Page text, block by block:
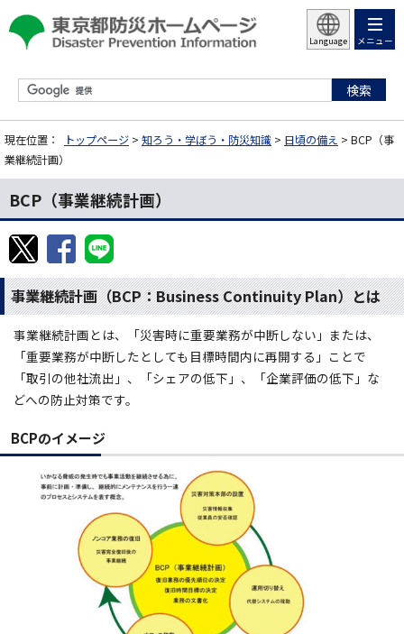
Language メニュー
現在位置： トップページ > 知ろう・学ぼう・防災知識 > 日頃の備え > BCP（事
業継続計画）
BCP（事業継続計画）
事業継続計画（BCP：Business Continuity Plan）とは
事業継続計画とは、「災害時に重要業務が中断しない」または、
「重要業務が中断したとしても目標時間内に再開する」ことで
「取引の他社流出」、「シェアの低下」、「企業評価の低下」な
どへの防止対策です。
BCPのイメージ